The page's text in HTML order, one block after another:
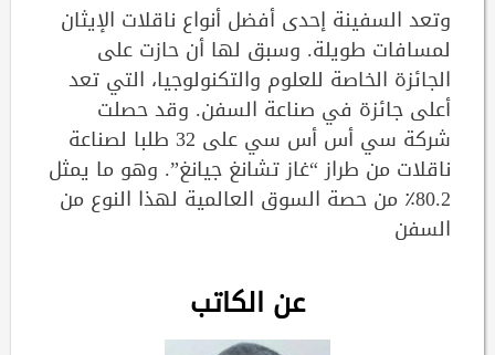
وتعد السفينة إحدى أفضل أنواع ناقلات الإيثان
لمسافات طويلة. وسبق لها أن حازت على
الجائزة الخاصة للعلوم والتكنولوجيا، التي تعد
أعلى جائزة في صناعة السفن. وقد حصلت
شركة سي أس أس سي على 32 طلبا لصناعة
ناقلات من طراز “غاز تشانغ جيانغ”. وهو ما يمثل
80.2٪ من حصة السوق العالمية لهذا النوع من
السفن
عن الكاتب